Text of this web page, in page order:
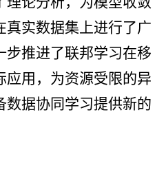
真实数据集上进行了广
步推进了联邦学习在移
应用，为资源受限的异
数据协同学习提供新的